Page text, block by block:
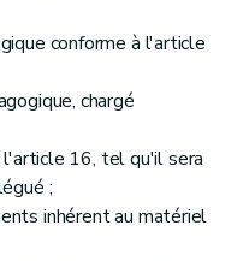
conforme à l'article
chargé
16, tel qu'il sera
;
inhérent au matériel